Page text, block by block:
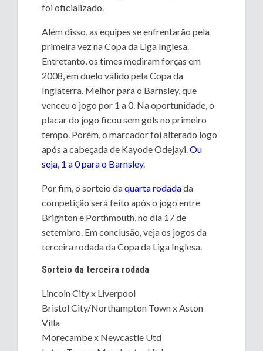
foi oficializado.
Além disso, as equipes se enfrentarão pela
primeira vez na Copa da Liga Inglesa.
Entretanto, os times mediram forças em
2008, em duelo válido pela Copa da
Inglaterra. Melhor para o Barnsley, que
venceu o jogo por 1 a 0. Na oportunidade, o
placar do jogo ficou sem gols no primeiro
tempo. Porém, o marcador foi alterado logo
após a cabeçada de Kayode Odejayi.Ou
seja, 1 a 0 para o Barnsley.
Por fim, o sorteio daquarta rodadada
competição será feito após o jogo entre
Brighton e Porthmouth, no dia 17 de
setembro. Em conclusão, veja os jogos da
terceira rodada da Copa da Liga Inglesa.
Sorteio da terceira rodada
Lincoln City x Liverpool
Bristol City/Northampton Town x Aston
Villa
Morecambe x Newcastle Utd